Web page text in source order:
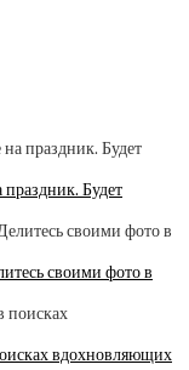
Будет
своими фото в
вдохновляющих